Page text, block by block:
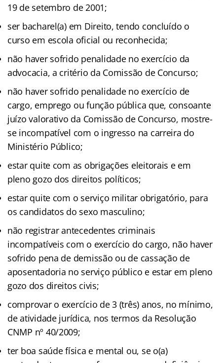
19 de setembro de 2001;
ser bacharel(a) em Direito, tendo concluído o
curso em escola oficial ou reconhecida;
não haver sofrido penalidade no exercício da
advocacia, a critério da Comissão de Concurso;
não haver sofrido penalidade no exercício de
cargo, emprego ou função pública que, consoante
juízo valorativo da Comissão de Concurso, mostre-
se incompatível com o ingresso na carreira do
Ministério Público;
estar quite com as obrigações eleitorais e em
pleno gozo dos direitos políticos;
estar quite com o serviço militar obrigatório, para
os candidatos do sexo masculino;
não registrar antecedentes criminais
incompatíveis com o exercício do cargo, não haver
sofrido pena de demissão ou de cassação de
aposentadoria no serviço público e estar em pleno
gozo dos direitos civis;
comprovar o exercício de 3 (três) anos, no mínimo,
de atividade jurídica, nos termos da Resolução
CNMP nº 40/2009;
ter boa saúde física e mental ou, se o(a)